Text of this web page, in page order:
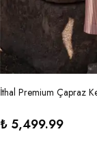
İthal Premium Çapraz
₺ 5,499.99